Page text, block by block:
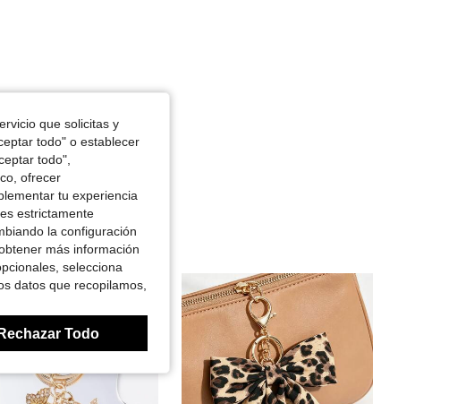
que solicitas y
todo" o establecer
todo",
ofrecer
tu experiencia
estrictamente
la configuración
más información
selecciona
datos que recopilamos,
Rechazar Todo